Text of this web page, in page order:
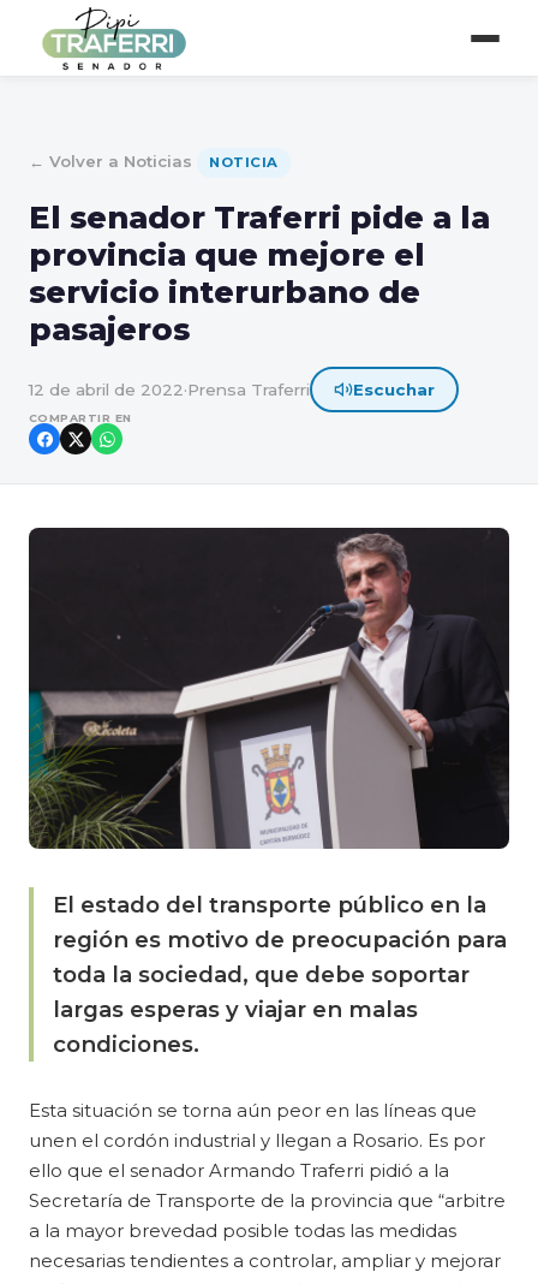
← Volver a Noticias NOTICIA
El senador Traferri pide a la
provincia que mejore el
servicio interurbano de
pasajeros
12 de abril de 2022·Prensa Traferri Escuchar
COMPARTIR EN
El estado del transporte público en la
región es motivo de preocupación para
toda la sociedad, que debe soportar
largas esperas y viajar en malas
condiciones.
Esta situación se torna aún peor en las líneas que
unen el cordón industrial y llegan a Rosario. Es por
ello que el senador Armando Traferri pidió a la
Secretaría de Transporte de la provincia que “arbitre
a la mayor brevedad posible todas las medidas
necesarias tendientes a controlar, ampliar y mejorar